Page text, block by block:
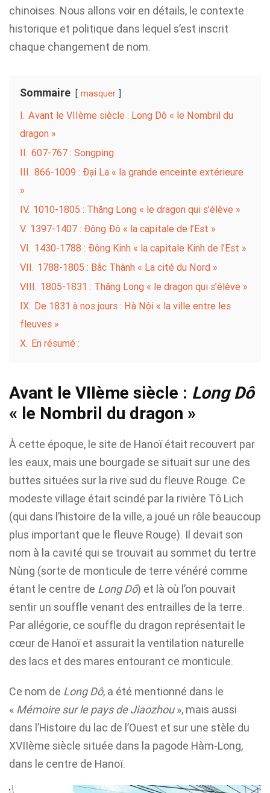
chinoises. Nous allons voir en détails, le contexte
historique et politique dans lequel s’est inscrit
chaque changement de nom.
Sommaire masquer
I. Avant le VIIème siècle : Long Dô « le Nombril du
dragon »
II. 607-767 : Songping
III. 866-1009 : Đại La « la grande enceinte extérieure
»
IV. 1010-1805 : Thăng Long « le dragon qui s’élève »
V. 1397-1407 : Đông Đô « la capitale de l’Est »
VI. 1430-1788 : Đông Kinh « la capitale Kinh de l’Est »
VII. 1788-1805 : Bắc Thành « La cité du Nord »
VIII. 1805-1831 : Thăng Long « le dragon qui s’élève »
IX. De 1831 à nos jours : Hà Nội « la ville entre les
fleuves »
X. En résumé :
Avant le VIIème siècle : Long Dô
« le Nombril du dragon »
À cette époque, le site de Hanoï était recouvert par
les eaux, mais une bourgade se situait sur une des
buttes situées sur la rive sud du fleuve Rouge. Ce
modeste village était scindé par la rivière Tô Lịch
(qui dans l’histoire de la ville, a joué un rôle beaucoup
plus important que le fleuve Rouge). Il devait son
nom à la cavité qui se trouvait au sommet du tertre
Nùng (sorte de monticule de terre vénéré comme
étant le centre de Long Dô) et là où l’on pouvait
sentir un souffle venant des entrailles de la terre.
Par allégorie, ce souffle du dragon représentait le
cœur de Hanoï et assurait la ventilation naturelle
des lacs et des mares entourant ce monticule.
Ce nom de Long Dô, a été mentionné dans le
« Mémoire sur le pays de Jiaozhou», mais aussi
dans l’Histoire du lac de l’Ouest et sur une stèle du
XVIIème siècle située dans la pagode Hàm-Long,
dans le centre de Hanoï.